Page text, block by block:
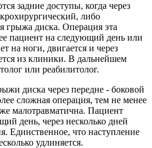
задние доступы, когда через
либо
грыжа диска. Операция эта
пациент на следующий день или
на ноги, двигается и через
из клиники. В дальнейшем
или реабилитолог.
диска через передне - боковой
сложная операция, тем не менее
малотравматична. Пациент
день, через несколько дней
Единственное, что наступление
удлиняется.